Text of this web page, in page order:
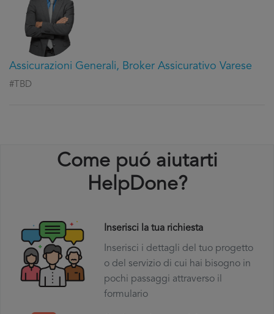
Assicurazioni Generali, Broker Assicurativo Varese
#TBD
Come puó aiutarti
HelpDone?
Inserisci la tua richiesta
Inserisci i dettagli del tuo progetto
o del servizio di cui hai bisogno in
pochi passaggi attraverso il
formulario